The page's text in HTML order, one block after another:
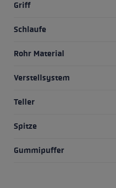
Griff
Schlaufe
Rohr Material
Verstellsystem
Teller
Spitze
Gummipuffer